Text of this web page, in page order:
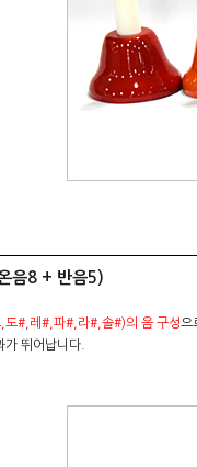
음8 + 반음5)
#,레#,파#,라#,솔#)의 음 구성으
뛰어납니다.